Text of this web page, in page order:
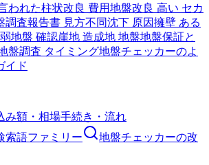
われた柱状改良 費用地盤改良 高い セカ
調査報告書 見方不同沈下 原因擁壁 ある
地盤 確認崖地 造成地 地盤地盤保証と
盤調査 タイミング地盤チェッカーのよ
イド
み額・相場手続き・流れ
索語ファミリー 地盤チェッカーの改